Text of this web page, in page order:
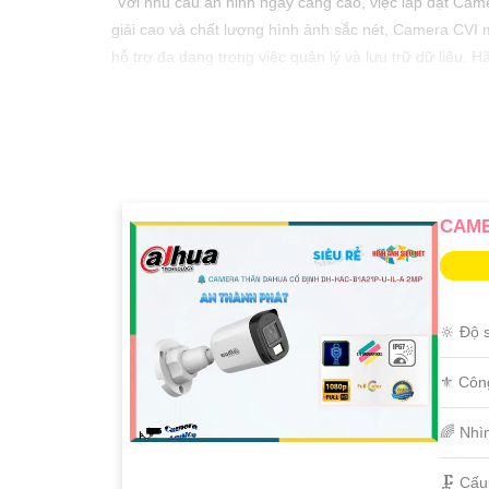
giải cao và chất lượng hình ảnh sắc nét, Camera
hỗ trợ đa dạng trong việc quản lý và lưu trữ dữ liệu.
🔆 Độ
⚜️
🌈
🗜️